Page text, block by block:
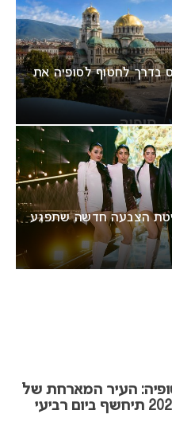
2027: בורגס בדרך לחטוף לסופיה את
לאמץ שיטת הצבעה חדשה שתפגע
העיר המארחת של